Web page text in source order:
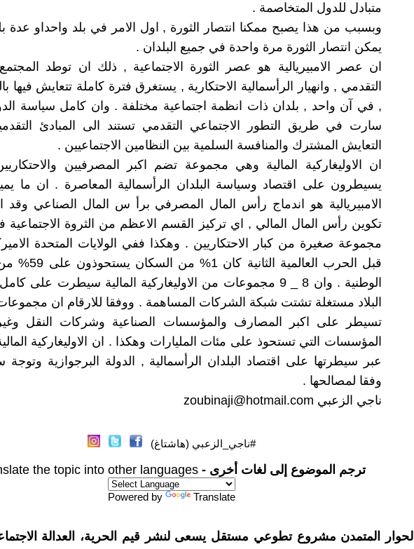
متبادل للدول المتخاصمة .
وبسبب من هذا يصبح ممكنا انتصار الثورة , اول الامر في بلد واحداو عدة
يمكن انتصار الثورة مرة واحدة في جميع البلدان .
ان عصر الامبيريالية هو عصر الثورة الاجتماعية , ذلك ان توطد
التقدمي , وانهيار الرأسمالية الاحتكارية , يستغرق فترة كاملة تتعايش فيها
, في آن واحد , بلدان ذات انظمة اجتماعية مختلفة . وان كامل سياسة
سارت في طريق التطور الاجتماعي التقدمي تستند الى المبادئ
التعايش المشترك والمنافسة السلمية بين النظامين الاجتماعيين .
ان الاوليغاركية المالية وهي مجموعة تضم اكبر المصرفيين
يسيطرون على اقتصاد وسياسة البلدان الرأسمالية المعاصرة . ان ما
الامبيريالية هو اندماج رأس المال المصرفي برأ س المال الصناعي وقد
تكوين رأس المال المالي , اي تركيز القسم الاعظم من الثروة الاجتماعية
مجموعة صغيرة من كبار الاحتكاريين . وهكذا ففي الولايات المتحدة
قبل الحرب العالمية الثانية
الوطنية . وان 8 _ 9 مجموعات من الاوليغاركية المالية سيطرت على
تسيطر على اكبر المصارف والمؤسسات الصناعية وشركات النقل
المؤسسات التي تستحوذ على مئات المليارات وهكذا . ان الاوليغاركية
عبر سيطرتها على اقتصاد البلدان الرأسمالية , الدولة البرجوازية وتوجة
وفقا لمصالحها .
ناجي الزعبي zoubinaji@hotmail.com
#ناجي_الزعبي (هاشتاغ)
ترجم الموضوع إلى لغات أخرى - the topic into other languages
Powered by Translate
الحوار المتمدن مشروع تطوعي مستقل يسعى لنشر قيم الحرية، العدالة